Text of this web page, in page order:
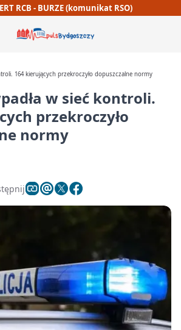
RCB - BURZE (komunikat RSO)
164 kierujących przekroczyło dopuszczalne normy
w sieć kontroli.
przekroczyło
normy